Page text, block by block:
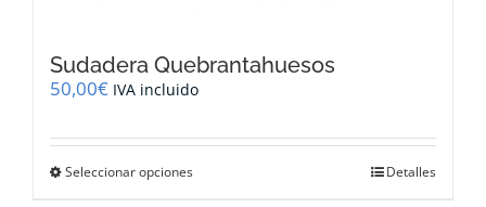
Sudadera Quebrantahuesos
50,00€ IVA incluido
Seleccionar opciones Detalles